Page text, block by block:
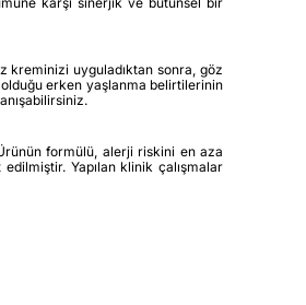
kreminizi uyguladıktan sonra, göz
erken yaşlanma belirtilerinin
formülü, alerji riskini en aza
Yapılan klinik çalışmalar